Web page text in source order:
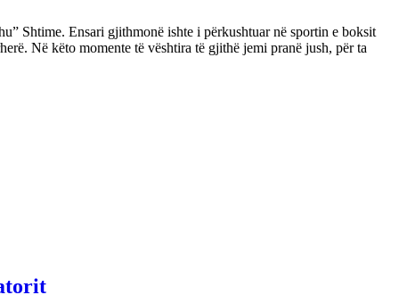
Shtime. Ensari gjithmonë ishte i përkushtuar në sportin e boksit
Në këto momente të vështira të gjithë jemi pranë jush, për ta